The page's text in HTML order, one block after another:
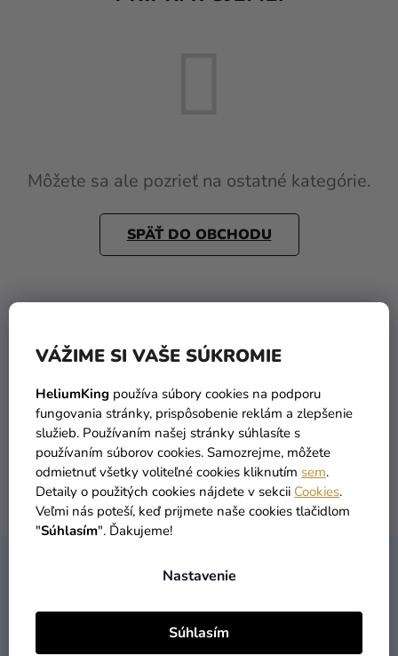
VÁŽIME SI VAŠE SÚKROMIE
HeliumKing používa súbory cookies na podporu
fungovania stránky, prispôsobenie reklám a zlepšenie
služieb. Používaním našej stránky súhlasíte s
používaním súborov cookies. Samozrejme, môžete
odmietnuť všetky voliteľné cookies kliknutím sem.
Detaily o použitých cookies nájdete v sekcii Cookies.
Veľmi nás poteší, keď prijmete naše cookies tlačidlom
"Súhlasím". Ďakujeme!
Nastavenie
Súhlasím
Pečenie
Sviatky
potreby
Personalizované
produkty
Témy
Výpredaj
O
nás
Môžete sa ale pozrieť na ostatné kategórie.
SPÄŤ DO OBCHODU
TOVAR SKLADOM
viac ako 30 000 produktov
DOPRAVA ZADARMO
už od 49 Eur
DORUČENIE DO 1 DŇA
po objednaní
VRÁTENIA TOVARU
máme zadarmo